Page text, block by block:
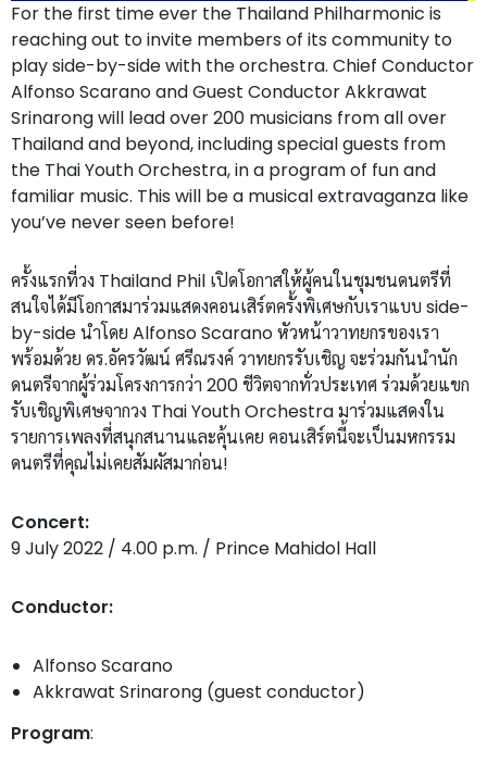
For the first time ever the Thailand Philharmonic is
reaching out to invite members of its community to
play side-by-side with the orchestra. Chief Conductor
Alfonso Scarano and Guest Conductor Akkrawat
Srinarong will lead over 200 musicians from all over
Thailand and beyond, including special guests from
the Thai Youth Orchestra, in a program of fun and
familiar music. This will be a musical extravaganza like
you’ve never seen before!
ครั้งแรกที่วง Thailand Phil เปิดโอกาสให้ผู้คนในชุมชนดนตรีที่
สนใจได้มีโอกาสมาร่วมแสดงคอนเสิร์ตครั้งพิเศษกับเราแบบ side-
by-side นำโดย Alfonso Scarano หัวหน้าวาทยกรของเรา
พร้อมด้วย ดร.อัครวัฒน์ ศรีณรงค์ วาทยกรรับเชิญ จะร่วมกันนำนัก
ดนตรีจากผู้ร่วมโครงการกว่า 200 ชีวิตจากทั่วประเทศ ร่วมด้วยแขก
รับเชิญพิเศษจากวง Thai Youth Orchestra มาร่วมแสดงใน
รายการเพลงที่สนุกสนานและคุ้นเคย คอนเสิร์ตนี้จะเป็นมหกรรม
ดนตรีที่คุณไม่เคยสัมผัสมาก่อน!
Concert:
9 July 2022 / 4.00 p.m. / Prince Mahidol Hall
Conductor:
Alfonso Scarano
Akkrawat Srinarong (guest conductor)
Program: